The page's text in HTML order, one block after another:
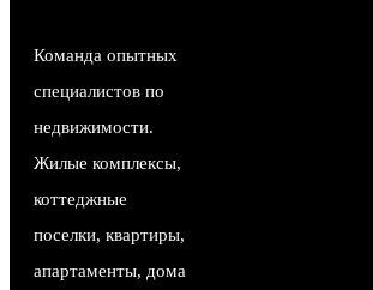
Команда опытных
специалистов по
недвижимости.
Жилые комплексы,
коттеджные
поселки, квартиры,
апартаменты, дома